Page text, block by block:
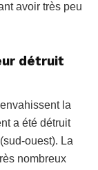
avoir très peu
détruit
la
a été détruit
ouest). La
nombreux